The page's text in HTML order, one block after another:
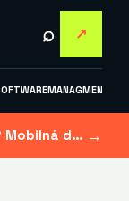
⌕ ↗
MANAGMENT A
Ako si uľahčiť každodenné dojenie? Mobilná dojačka šetrí čas aj námahu →